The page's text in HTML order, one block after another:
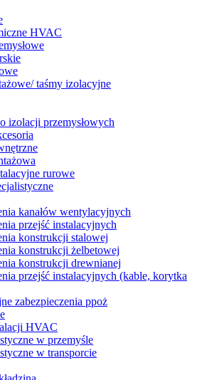
HVAC
taśmy izolacyjne
izolacji przemysłowych
rurowe
kanałów wentylacyjnych
przejść instalacyjnych
konstrukcji stalowej
konstrukcji żelbetowej
konstrukcji drewnianej
przejść instalacyjnych (kable, korytka
zabezpieczenia ppoż
HVAC
w przemyśle
w transporcie